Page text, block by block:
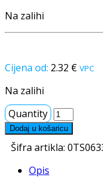
Na zalihi
2.32 € VPC
Na zalihi
Quantity
Dodaj u košaricu
Šifra artikla:
Opis